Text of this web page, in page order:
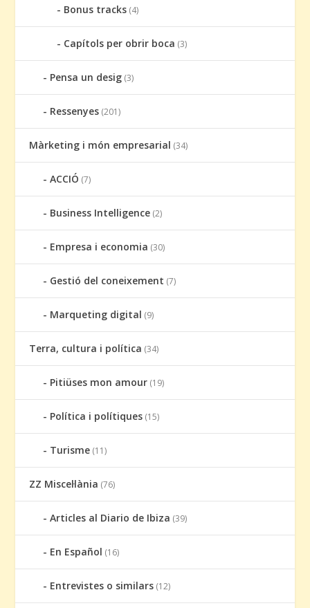
Bonus tracks (4)
Capítols per obrir boca (3)
Pensa un desig (3)
Ressenyes (201)
Màrketing i món empresarial (34)
ACCIÓ (7)
Business Intelligence (2)
Empresa i economia (30)
Gestió del coneixement (7)
Marqueting digital (9)
Terra, cultura i política (34)
Pitiüses mon amour (19)
Política i polítiques (15)
Turisme (11)
ZZ Miscel·lània (76)
Articles al Diario de Ibiza (39)
En Español (16)
Entrevistes o similars (12)